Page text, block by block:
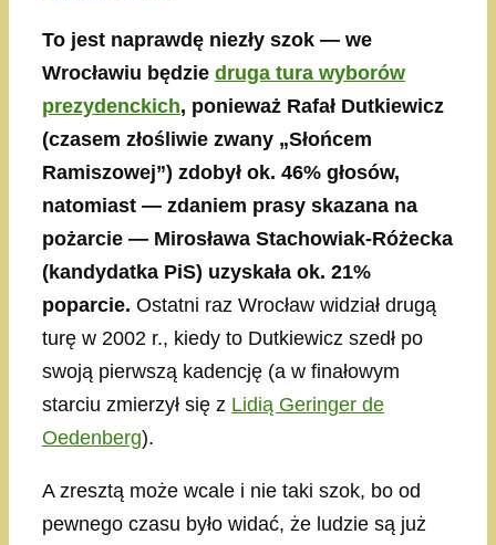
To jest naprawdę niezły szok — we
Wrocławiu będzie druga tura wyborów
prezydenckich, ponieważ Rafał Dutkiewicz
(czasem złośliwie zwany „Słońcem
Ramiszowej”) zdobył ok. 46% głosów,
natomiast — zdaniem prasy skazana na
pożarcie — Mirosława Stachowiak-Różecka
(kandydatka PiS) uzyskała ok. 21%
poparcie. Ostatni raz Wrocław widział drugą
turę w 2002 r., kiedy to Dutkiewicz szedł po
swoją pierwszą kadencję (a w finałowym
starciu zmierzył się z Lidią Geringer de
Oedenberg).
A zresztą może wcale i nie taki szok, bo od
pewnego czasu było widać, że ludzie są już